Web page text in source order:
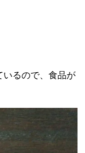
いるので、食品が